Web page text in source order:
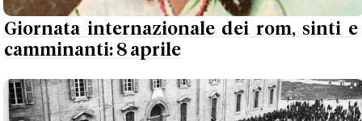
Giornata internazionale dei rom, sinti e
camminanti: 8 aprile